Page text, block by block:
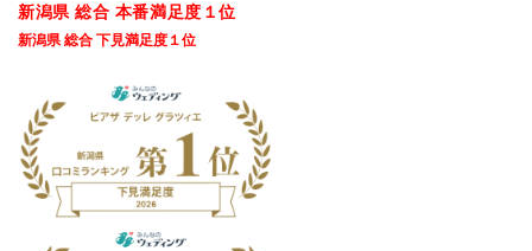
新潟県 総合 本番満足度１位
新潟県 総合 下見満足度１位